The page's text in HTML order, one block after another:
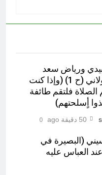
ورياض سعد
يحذران من الجولاني (ح 1) (وإذا كنت
فلتقم طائفة
أٍسلحتهم)
50 دقيقة ago 0
(البصيرة في
العباس عليه